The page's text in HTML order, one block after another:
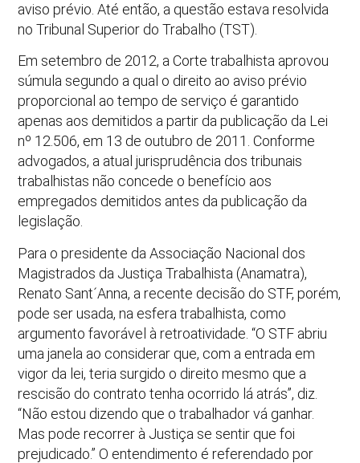
aviso prévio. Até então, a questão estava resolvida
no Tribunal Superior do Trabalho (TST).
Em setembro de 2012, a Corte trabalhista aprovou
súmula segundo a qual o direito ao aviso prévio
proporcional ao tempo de serviço é garantido
apenas aos demitidos a partir da publicação da Lei
nº 12.506, em 13 de outubro de 2011. Conforme
advogados, a atual jurisprudência dos tribunais
trabalhistas não concede o benefício aos
empregados demitidos antes da publicação da
legislação.
Para o presidente da Associação Nacional dos
Magistrados da Justiça Trabalhista (Anamatra),
Renato Sant´Anna, a recente decisão do STF, porém,
pode ser usada, na esfera trabalhista, como
argumento favorável à retroatividade. “O STF abriu
uma janela ao considerar que, com a entrada em
vigor da lei, teria surgido o direito mesmo que a
rescisão do contrato tenha ocorrido lá atrás”, diz.
“Não estou dizendo que o trabalhador vá ganhar.
Mas pode recorrer à Justiça se sentir que foi
prejudicado.” O entendimento é referendado por